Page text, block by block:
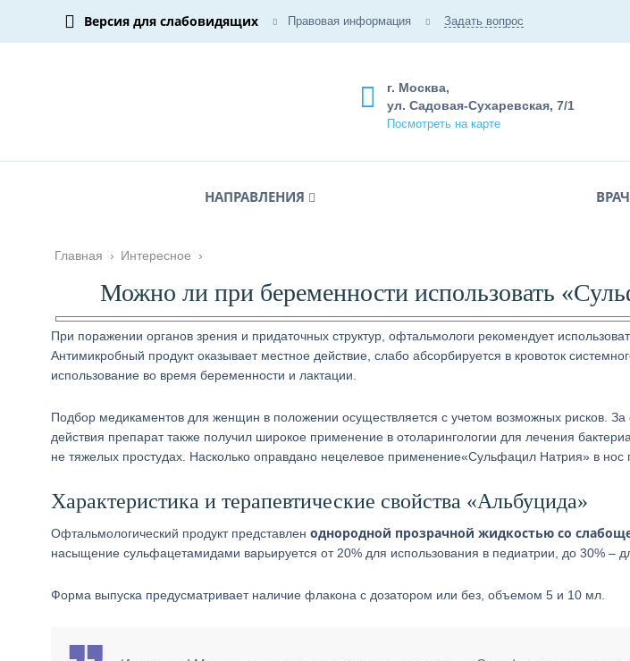
Версия для слабовидящих Правовая информация Задать вопрос
г. Москва,
ул. Садовая-Сухаревская, 7/1
Посмотреть на карте
НАПРАВЛЕНИЯ
Главная › Интересное ›
Можно ли при беременности использовать
При поражении органов зрения и придаточных структур, офтальмологи рекомендует
Антимикробный продукт оказывает местное действие, слабо абсорбируется в кровоток
использование во время беременности и лактации.
Подбор медикаментов для женщин в положении осуществляется с учетом возможных рисков. За
действия препарат также получил широкое применение в отоларингологии для лечения
не тяжелых простудах. Насколько оправдано нецелевое применение«Сульфацил Натрия» в нос
Характеристика и терапевтические свойства «Альбуцида»
Офтальмологический продукт представлен однородной прозрачной жидкостью со
насыщение сульфацетамидами варьируется от 20% для использования в педиатрии, до 30% –
Форма выпуска предусматривает наличие флакона с дозатором или без, объемом 5 и 10 мл.